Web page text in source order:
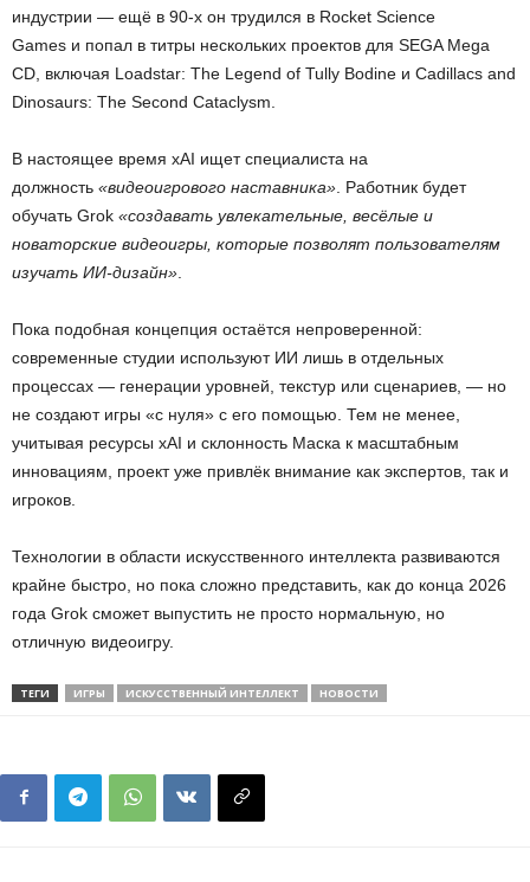
индустрии — ещё в 90-х он трудился в Rocket Science
Games и попал в титры нескольких проектов для SEGA Mega
CD, включая Loadstar: The Legend of Tully Bodine и Cadillacs and
Dinosaurs: The Second Cataclysm.
В настоящее время xAI ищет специалиста на
должность «видеоигрового наставника» . Работник будет
обучать Grok «создавать увлекательные, весёлые и
новаторские видеоигры, которые позволят пользователям
изучать ИИ-дизайн»
Пока подобная концепция остаётся непроверенной:
современные студии используют ИИ лишь в отдельных
процессах — генерации уровней, текстур или сценариев, — но
не создают игры «с нуля» с его помощью. Тем не менее,
учитывая ресурсы xAI и склонность Маска к масштабным
инновациям, проект уже привлёк внимание как экспертов, так и
игроков.
Технологии в области искусственного интеллекта развиваются
крайне быстро, но пока сложно представить, как до конца 2026
года Grok сможет выпустить не просто нормальную, но
отличную видеоигру.
ТЕГИ ИГРЫ ИСКУССТВЕННЫЙ ИНТЕЛЛЕКТ НОВОСТИ